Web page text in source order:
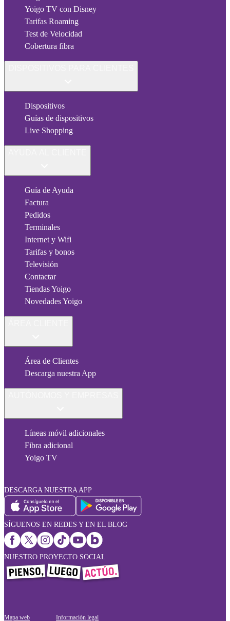
Yoigo TV con Disney
Tarifas Roaming
Test de Velocidad
Cobertura fibra
Dispositivos
Guías de dispositivos
Live Shopping
Guía de Ayuda
Factura
Pedidos
Terminales
Internet y Wifi
Tarifas y bonos
Televisión
Contactar
Tiendas Yoigo
Novedades Yoigo
Área de Clientes
Descarga nuestra App
Líneas móvil adicionales
Fibra adicional
Yoigo TV
DESCARGA NUESTRA APP
SÍGUENOS EN REDES Y EN EL BLOG
NUESTRO PROYECTO SOCIAL
Mapa web Información legal